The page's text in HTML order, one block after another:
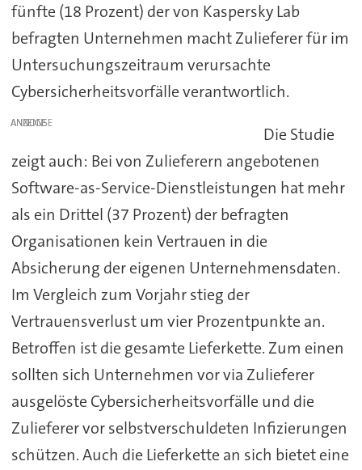
fünfte (18 Prozent) der von Kaspersky Lab
befragten Unternehmen macht Zulieferer für im
Untersuchungszeitraum verursachte
Cybersicherheitsvorfälle verantwortlich.
ANZEIGE
Die Studie
zeigt auch: Bei von Zulieferern angebotenen
Software-as-Service-Dienstleistungen hat mehr
als ein Drittel (37 Prozent) der befragten
Organisationen kein Vertrauen in die
Absicherung der eigenen Unternehmensdaten.
Im Vergleich zum Vorjahr stieg der
Vertrauensverlust um vier Prozentpunkte an.
Betroffen ist die gesamte Lieferkette. Zum einen
sollten sich Unternehmen vor via Zulieferer
ausgelöste Cybersicherheitsvorfälle und die
Zulieferer vor selbstverschuldeten Infizierungen
schützen. Auch die Lieferkette an sich bietet eine